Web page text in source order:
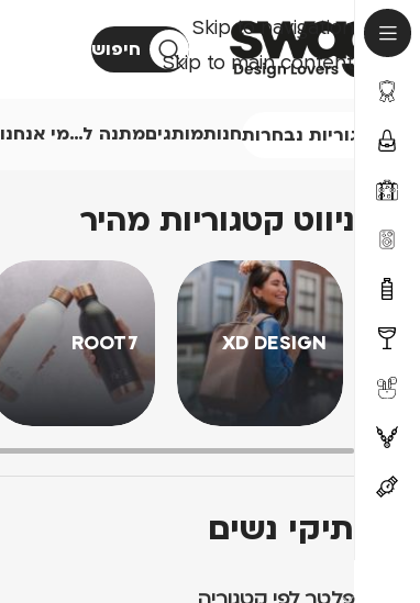
Skip to navigation
Skip to main content
חיפוש
קטגוריות נבחרותחנותמותגיםמתנה ל…מי אנחנו
ניווט קטגוריות מהיר
XD DESIGN
ROOT7
תיקי נשים